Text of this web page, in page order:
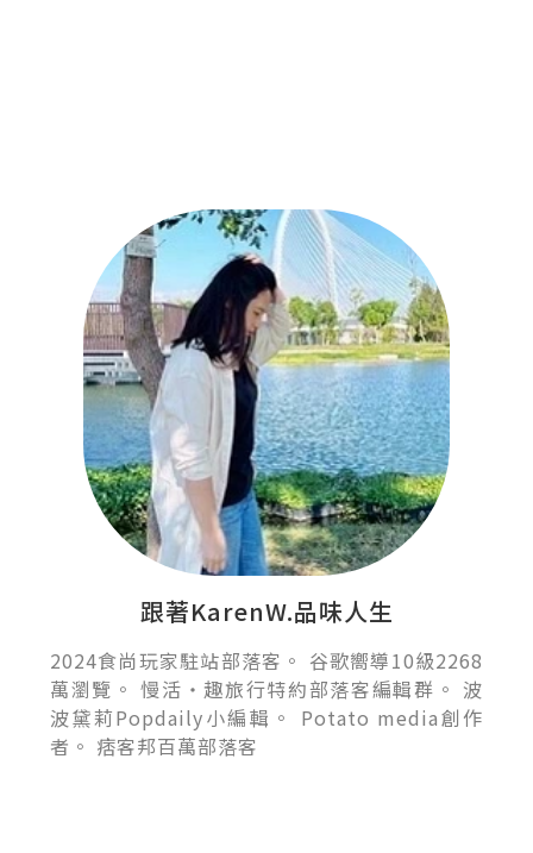
跟著KarenW.品味人生
2024食尚玩家駐站部落客。 谷歌嚮導10級2268
萬瀏覽。 慢活‧趣旅行特約部落客編輯群。 波
波黛莉Popdaily小編輯。 Potato media創作
者。 痞客邦百萬部落客